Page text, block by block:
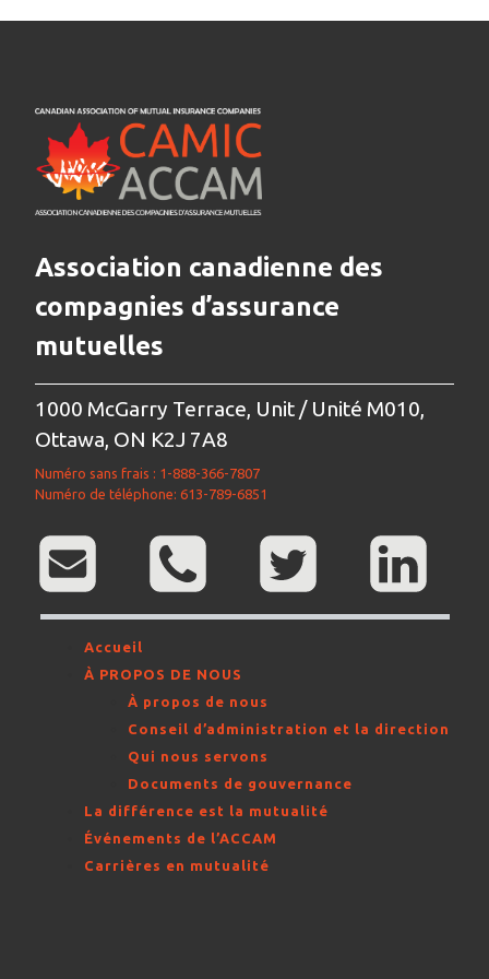
Association canadienne des
compagnies d’assurance
mutuelles
1000 McGarry Terrace, Unit / Unité M010,
Ottawa, ON K2J 7A8
Numéro sans frais : 1-888-366-7807
Numéro de téléphone: 613-789-6851
Accueil
À PROPOS DE NOUS
À propos de nous
Conseil d’administration et la direction
Qui nous servons
Documents de gouvernance
La différence est la mutualité
Événements de l’ACCAM
Carrières en mutualité